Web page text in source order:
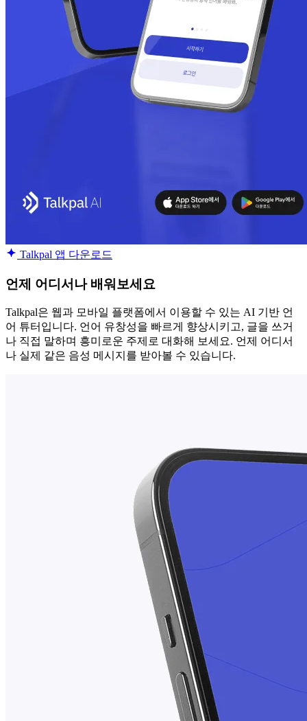
Talkpal 앱 다운로드
언제 어디서나 배워보세요
Talkpal은 웹과 모바일 플랫폼에서 이용할 수 있는 AI 기반 언
어 튜터입니다. 언어 유창성을 빠르게 향상시키고, 글을 쓰거
나 직접 말하며 흥미로운 주제로 대화해 보세요. 언제 어디서
나 실제 같은 음성 메시지를 받아볼 수 있습니다.